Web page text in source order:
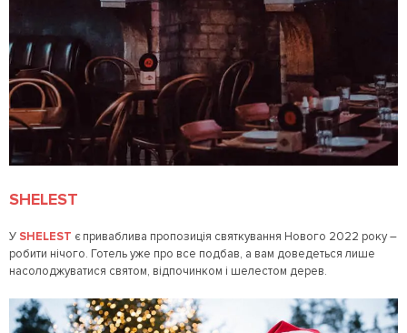
SHELEST
У SHELEST є приваблива пропозиція святкування Нового 2022 року –
робити нічого. Готель уже про все подбав, а вам доведеться лише
насолоджуватися святом, відпочинком і шелестом дерев.